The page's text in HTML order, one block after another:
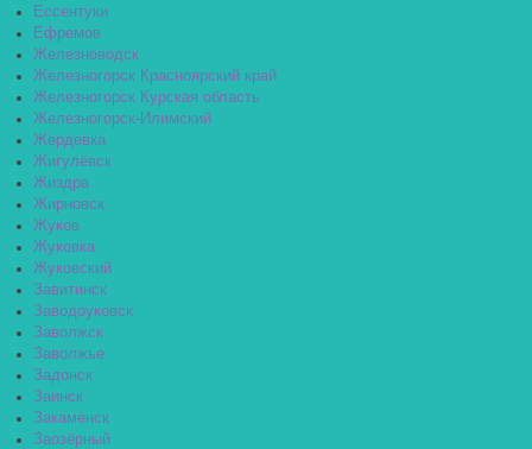
Ессентуки
Ефремов
Железноводск
Железногорск Красноярский край
Железногорск Курская область
Железногорск-Илимский
Жердевка
Жигулёвск
Жиздра
Жирновск
Жуков
Жуковка
Жуковский
Завитинск
Заводоуковск
Заволжск
Заволжье
Задонск
Заинск
Закаменск
Заозёрный